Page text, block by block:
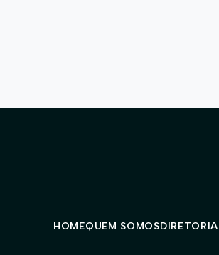
HOMEQUEM SOMOSDIRETORIA